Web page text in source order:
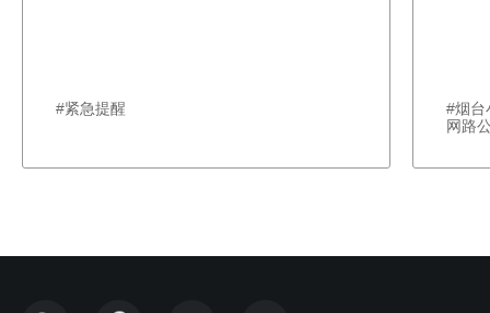
#紧急提醒
#烟
网路